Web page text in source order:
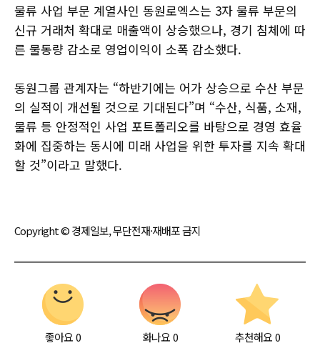
물류 사업 부문 계열사인 동원로엑스는 3자 물류 부문의
신규 거래처 확대로 매출액이 상승했으나, 경기 침체에 따
른 물동량 감소로 영업이익이 소폭 감소했다.
동원그룹 관계자는 “하반기에는 어가 상승으로 수산 부문
의 실적이 개선될 것으로 기대된다”며 “수산, 식품, 소재,
물류 등 안정적인 사업 포트폴리오를 바탕으로 경영 효율
화에 집중하는 동시에 미래 사업을 위한 투자를 지속 확대
할 것”이라고 말했다.
Copyright © 경제일보, 무단전재·재배포 금지
좋아요0 화나요0 추천해요 0